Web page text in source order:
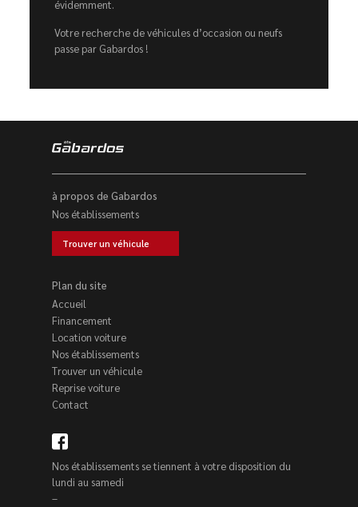
évidemment.
Votre recherche de véhicules d’occasion ou neufs
passe par Gabardos !
à propos de Gabardos
Nos établissements
Trouver un véhicule
Plan du site
Accueil
Financement
Location voiture
Nos établissements
Trouver un véhicule
Reprise voiture
Contact
Nos établissements se tiennent à votre disposition du
lundi au samedi
–